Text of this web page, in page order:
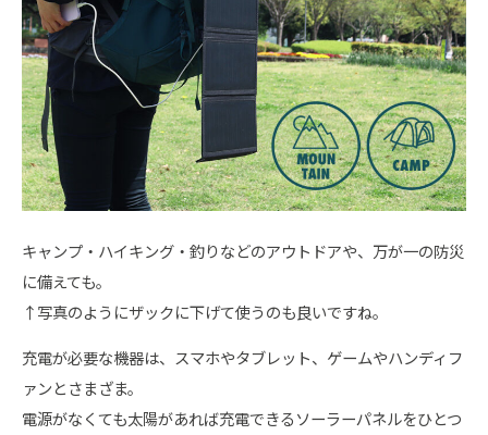
キャンプ・ハイキング・釣りなどのアウトドアや、万が一の防災
に備えても。
↑写真のようにザックに下げて使うのも良いですね。
充電が必要な機器は、スマホやタブレット、ゲームやハンディフ
ァンとさまざま。
電源がなくても太陽があれば充電できるソーラーパネルをひとつ